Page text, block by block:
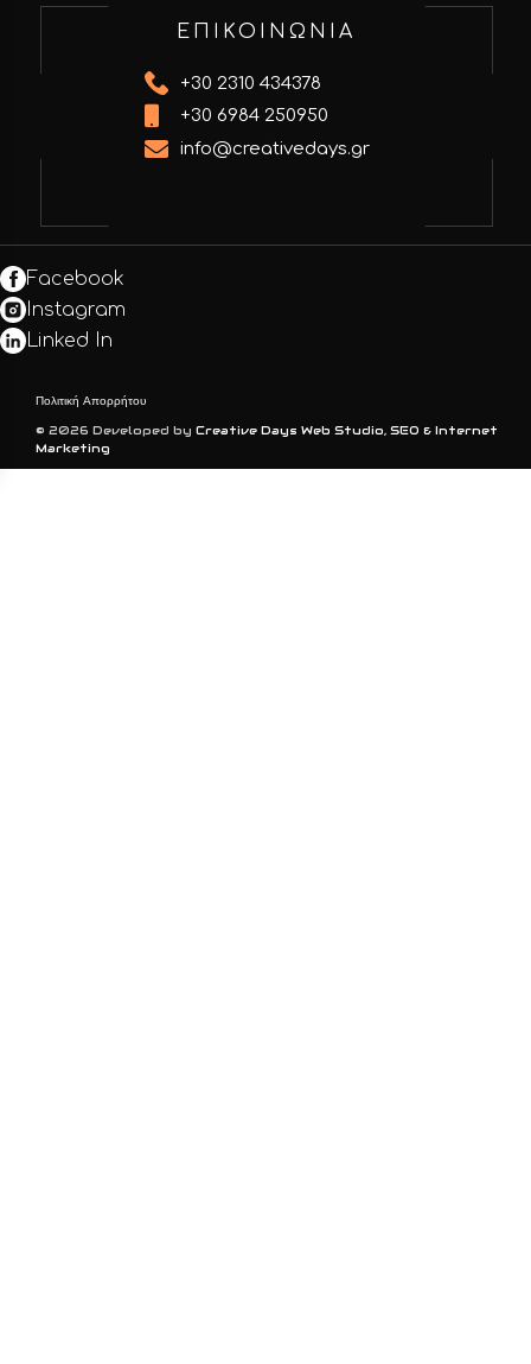
ΕΠΙΚΟΙΝΩΝΙΑ
+30 2310 434378
+30 6984 250950
info@creativedays.gr
© 2026 Developed by Creative Days Web Studio, SEO & Internet
Marketing
Πολιτική Απορρήτου
Facebook
Instagram
Linked In